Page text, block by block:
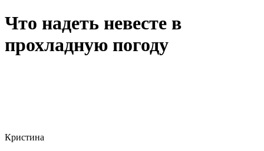
Что надеть невесте в
прохладную погоду
Кристина